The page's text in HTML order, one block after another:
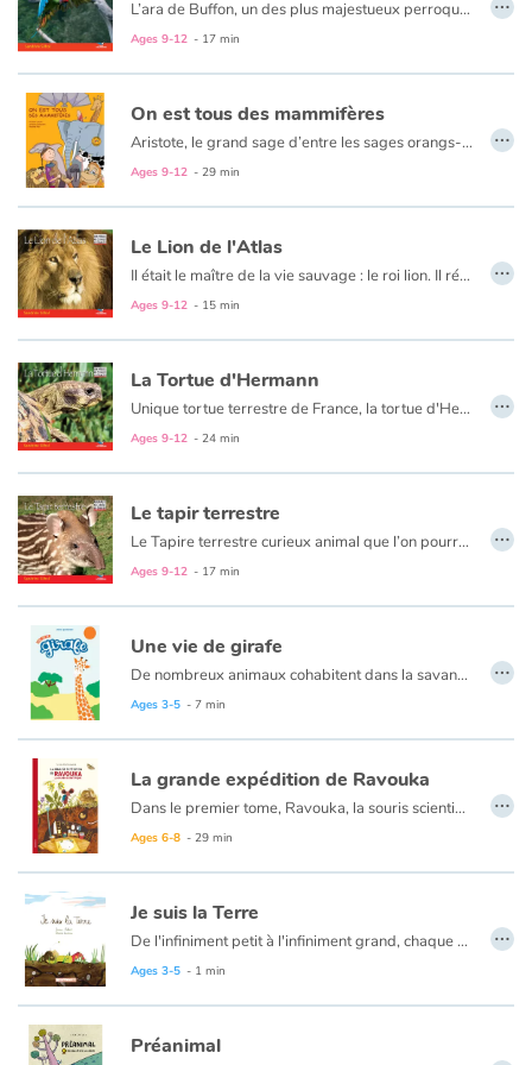
L’ara de Buffon, un des plus majestueux perroquets au monde, a presque disparu. Mieux le connaître pour sauver son espèce.
Ages 9-12 - 17 min
On est tous des mammifères
Aristote, le grand sage d’entre les sages orangs-outans, initie Oscar et Zoé, deux intrépides curieux, aux secrets du monde animal, auquel nous appartenons dans la famille des mammifères.
Ages 9-12 - 29 min
…
Le Lion de l'Atlas
Il était le maître de la vie sauvage : le roi lion. Il régnait sur les montagnes d’Afrique du Nord, bordant la Méditerranée. Aujourd’hui, par la folie des hommes, s’il a disparu de son habitat d’origine, le lion de l’Atlas ne s’est pourtant pas totalement éteint…
Ages 9-12 - 15 min
…
La Tortue d'Hermann
Unique tortue terrestre de France, la tortue d'Hermann vit dans le maquis méditerranéen. Cette tortue autrefois largement répandue sur le littoral sud, de la France à la Turquie, ne subsiste maintenant que sous la forme de quelques populations isolées, faisant d'elle l'un des reptiles les plus menacés dans le monde.
Ages 9-12 - 24 min
…
Le tapir terrestre
Le Tapire terrestre curieux animal que l’on pourrait comparer à un hippopotame muni d’une trompe, habite l’ Amérique du Sud. Découvre l’histoire de Tupi, le petit tapir, qui voit le jour dans la forêt atlantique. À sa naissance il ressemble à un marcassin à la fourrure rayée comme un pyjama. Il joue dans l’eau, mange des plantes aquatiques… Mais le guépard rôde et d’autres dangers le guettent ! On doit protéger le tapir en sauvegardant son environnement, une forêt luxuriante que l’homme détruit plus vite qu’elle ne pousse.
Ages 9-12 - 17 min
…
Une vie de girafe
De nombreux animaux cohabitent dans la savane, les plus grands de tous ? Les girafes, elles peuvent mesurer jusqu'à six mètres ! Soit trois étages ! Le paysage doit être magnifique vu d'aussi haut.
En revanche, pour se désaltérer les girafes jouent les acrobates et doivent faire le grand écart pour atteindre la mare.
Ages 3-5 - 7 min
…
La grande expédition de Ravouka
Dans le premier tome, Ravouka, la souris scientifique, recevait ses tantes dans son terrier. Dans ce deuxième tome, celles-ci l’invitent chez elles en ville.
Ages 6-8 - 29 min
…
Je suis la Terre
De l'infiniment petit à l'infiniment grand, chaque chose forme un tout dont nous faisons partie...
Ages 3-5 - 1 min
…
Préanimal